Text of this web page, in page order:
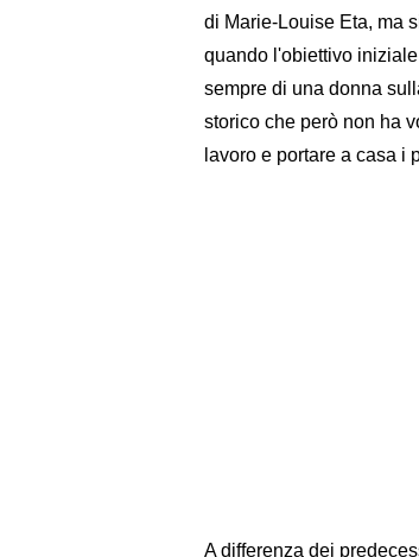
di Marie-Louise Eta, ma
quando l'obiettivo
sempre di una donna
storico che però non ha
lavoro e portare a casa i
A differenza dei